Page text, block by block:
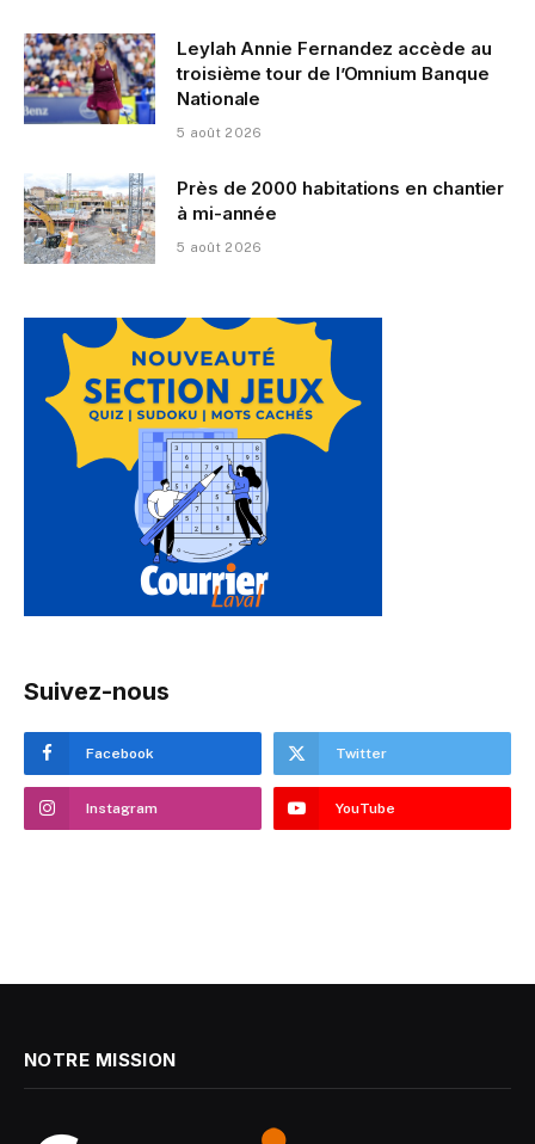
Leylah Annie Fernandez accède au
troisième tour de l’Omnium Banque
Nationale
5 août 2026
Près de 2000 habitations en chantier
à mi-année
5 août 2026
Suivez-nous
Facebook Twitter
Instagram YouTube
NOTRE MISSION